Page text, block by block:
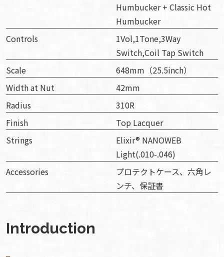
Humbucker + Classic Hot
Humbucker
Controls
1Vol,1Tone,3Way
Switch,Coil Tap Switch
Scale
648mm（25.5inch）
Width at Nut
42mm
Radius
310R
Finish
Top Lacquer
Strings
Elixir® NANOWEB
Light(.010-.046)
Accessories
プロテクトケース、六角レ
ンチ、保証書
Introduction